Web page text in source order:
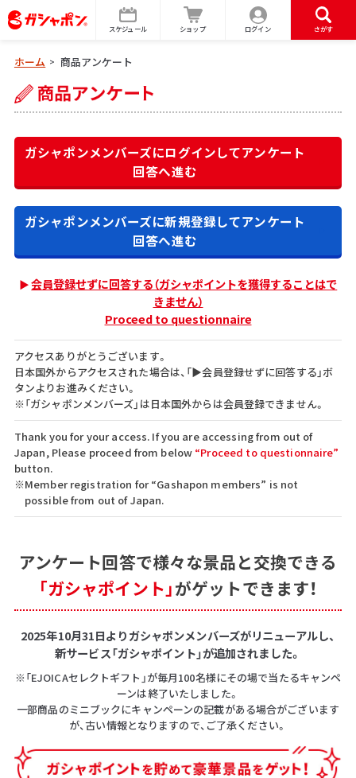
スケジュール ショップ ログイン さがす
ホーム > 商品アンケート
ガシャポンメンバーズにログインしてアンケート
回答へ進む
ガシャポンメンバーズに新規登録してアンケート
回答へ進む
会員登録せずに回答する（ガシャポイントを獲得することはで
きません）
Proceed to questionnaire
アクセスありがとうございます。
日本国外からアクセスされた場合は、「▶会員登録せずに回答する」ボ
タンよりお進みください。
※「ガシャポンメンバーズ」は日本国外からは会員登録できません。
Thank you for your access. If you are accessing from out of
Japan, Please proceed from below “Proceed to questionnaire”
button.
※Member registration for “Gashapon members” is not
possible from out of Japan.
アンケート回答で様々な景品と交換できる
「ガシャポイント」がゲットできます！
2025年10月31日よりガシャポンメンバーズがリニューアルし、
新サービス「ガシャポイント」が追加されました。
※「EJOICAセレクトギフト」が毎月100名様にその場で当たるキャンペ
ーンは終了いたしました。
一部商品のミニブックにキャンペーンの記載がある場合がございます
が、古い情報となりますので、ご了承ください。